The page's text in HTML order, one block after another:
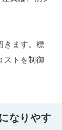
きます。標
ストを制御
なりやす